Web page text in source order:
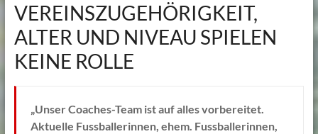
VEREINSZUGEHÖRIGKEIT,
ALTER UND NIVEAU SPIELEN
KEINE ROLLE
„Unser Coaches-Team ist auf alles vorbereitet.
Aktuelle Fussballerinnen, ehem. Fussballerinnen,